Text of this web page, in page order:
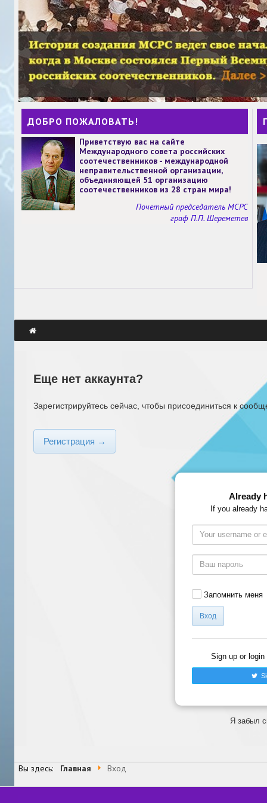
ДОБРО ПОЖАЛОВАТЬ!
Приветствую вас на сайте
Международного совета российских
соотечественников - международной
неправительственной организации,
объединяющей 51 организацию
соотечественников из 28 стран мира!
Почетный председатель МСРС
граф П.П. Шереметев
Еще нет аккаунта?
Зарегистрируйтесь сейчас, чтобы присоединиться к
Регистрация →
Already
If you already
Запомнить меня
Вход
Sign up or
Я забыл
Вы здесь: Главная Вход